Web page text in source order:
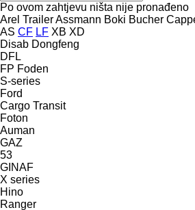
Po ovom zahtjevu ništa nije pronađeno
Arel TrailerAssmann Boki Bucher
AS CF LF XB XD
Disab Dongfeng
DFL
FP Foden
S-series
Ford
Cargo Transit
Foton
Auman
GAZ
53
GINAF
X series
Hino
Ranger